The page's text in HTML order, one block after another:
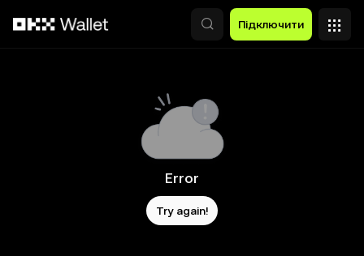
Підключити
Error
Try again!